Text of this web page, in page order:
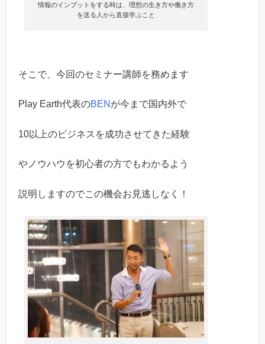
情報のインプットをする時は、理想の生き方や働き方
を送る人から直接学ぶこと
そこで、今回のセミナー講師を務めます
Play Earth代表のBEN が今まで国内外で
10以上のビジネスを成功させてきた経験
やノウハウを初心者の方でもわかるよう
説明しますのでこの機会お見逃しなく！